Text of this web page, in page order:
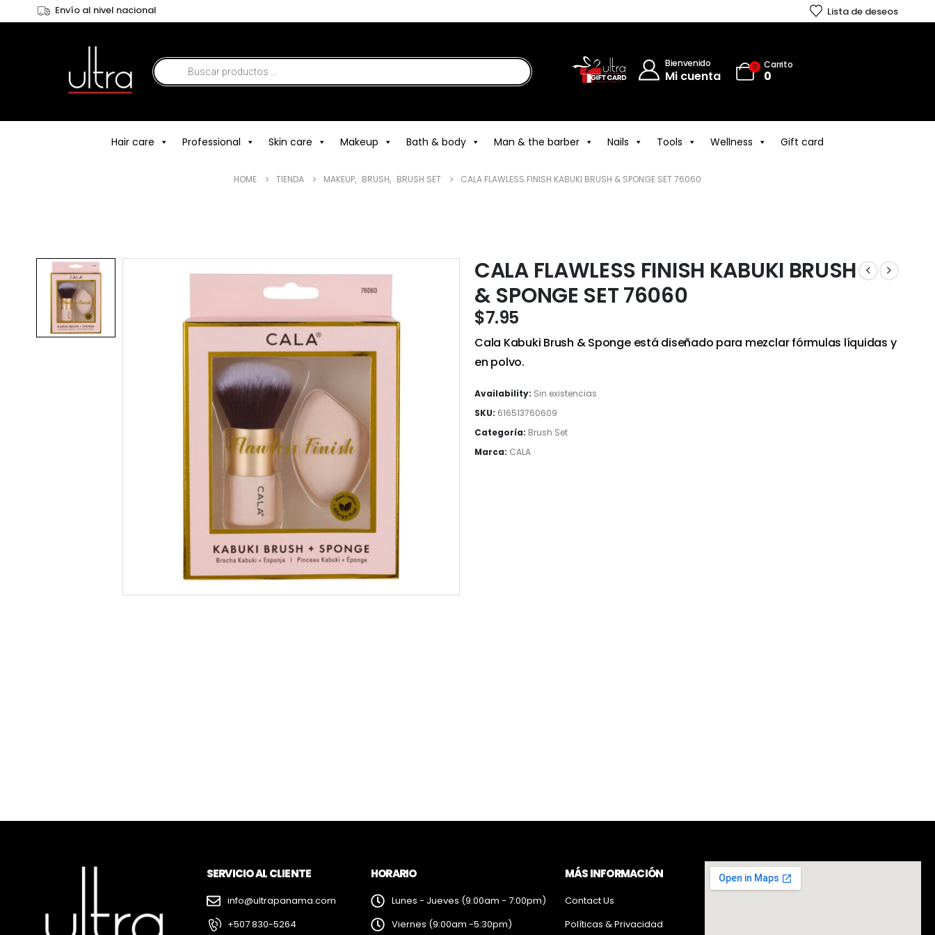
Envío al nivel nacional Lista de deseos
Bienvenido
Mi cuenta
0 Carrito
0
Hair care Professional Skin care Makeup Bath & body Man & the barber Nails Tools Wellness Gift card
HOME TIENDA MAKEUP, BRUSH, BRUSH SET CALA FLAWLESS FINISH KABUKI BRUSH & SPONGE SET 76060
CALA FLAWLESS FINISH KABUKI BRUSH
& SPONGE SET 76060
$7.95
Cala Kabuki Brush & Sponge está diseñado para mezclar fórmulas líquidas y
en polvo.
Availability: Sin existencias
SKU: 616513760609
Categoría: Brush Set
Marca: CALA
SERVICIO AL CLIENTE
info@ultrapanama.com
+507 830-5264
HORARIO
Lunes - Jueves (9:00am - 7:00pm)
Viernes (9:00am -5:30pm)
MÁS INFORMACIÓN
Contact Us
Políticas & Privacidad